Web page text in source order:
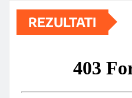
REZULTATI